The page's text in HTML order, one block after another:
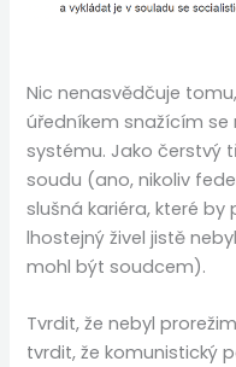
Nic nenasvědčuje
úředníkem snažícím se
systému. Jako čerstvý
soudu (ano, nikoliv
slušná kariéra, které by
lhostejný živel jistě
mohl být soudcem).
Tvrdit, že nebyl
tvrdit, že komunistický